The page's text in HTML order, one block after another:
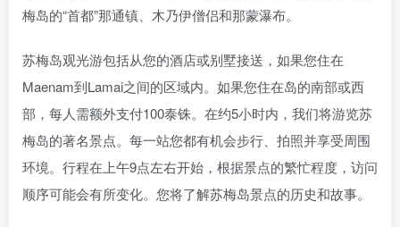
梅岛的“首都”那通镇、木乃伊僧侣和那蒙瀑布。
苏梅岛观光游包括从您的酒店或别墅接送，如果您住在
Maenam到Lamai之间的区域内。如果您住在岛的南部或西
部，每人需额外支付100泰铢。在约5小时内，我们将游览苏
梅岛的著名景点。每一站您都有机会步行、拍照并享受周围
环境。行程在上午9点左右开始，根据景点的繁忙程度，访问
顺序可能会有所变化。您将了解苏梅岛景点的历史和故事。